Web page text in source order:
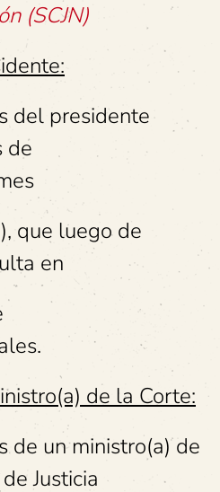
(SCJN)
del presidente
de
que luego de
en
de la Corte:
de un ministro(a) de
Justicia